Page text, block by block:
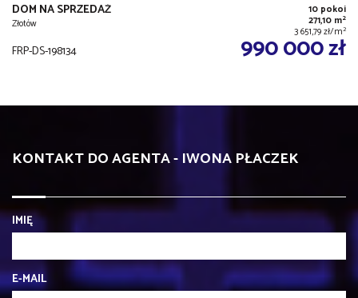
DOM NA SPRZEDAŻ
Złotów
10 pokoi
271,10 m2
3 651,79 zł/m2
FRP-DS-198134 990 000 zł
KONTAKT DO AGENTA - IWONA PŁACZEK
IMIĘ
E-MAIL